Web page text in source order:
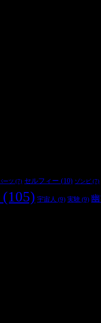
ーツ (7) セルフィー (10) ゾンビ (7)
(105) 宇宙人 (9) 実験 (9)